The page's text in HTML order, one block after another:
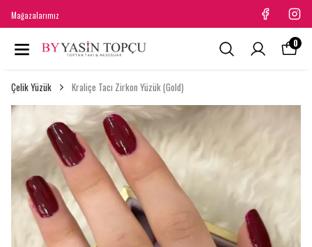
Mağazalarımız
0
Çelik Yüzük Kraliçe Tacı Zirkon Yüzük (Gold)